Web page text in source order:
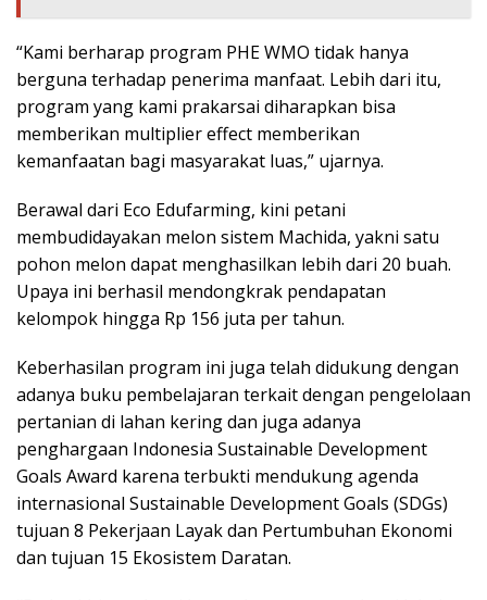
“Kami berharap program PHE WMO tidak hanya
berguna terhadap penerima manfaat. Lebih dari itu,
program yang kami prakarsai diharapkan bisa
memberikan multiplier effect memberikan
kemanfaatan bagi masyarakat luas,” ujarnya.
Berawal dari Eco Edufarming, kini petani
membudidayakan melon sistem Machida, yakni satu
pohon melon dapat menghasilkan lebih dari 20 buah.
Upaya ini berhasil mendongkrak pendapatan
kelompok hingga Rp 156 juta per tahun.
Keberhasilan program ini juga telah didukung dengan
adanya buku pembelajaran terkait dengan pengelolaan
pertanian di lahan kering dan juga adanya
penghargaan Indonesia Sustainable Development
Goals Award karena terbukti mendukung agenda
internasional Sustainable Development Goals (SDGs)
tujuan 8 Pekerjaan Layak dan Pertumbuhan Ekonomi
dan tujuan 15 Ekosistem Daratan.